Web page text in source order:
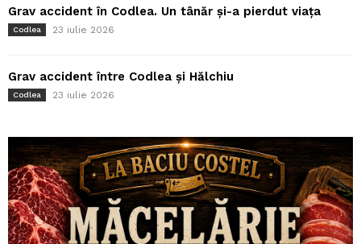
Grav accident în Codlea. Un tânăr și-a pierdut viața
Codlea 23 iulie 2026
Grav accident între Codlea și Hălchiu
Codlea 23 iulie 2026